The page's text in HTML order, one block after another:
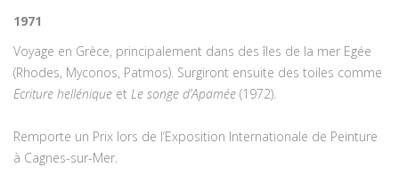
1971
Voyage en Grèce, principalement dans des îles de la mer Egée
(Rhodes, Myconos, Patmos). Surgiront ensuite des toiles comme
Ecriture hellénique et Le songe d’Apamée (1972).
Remporte un Prix lors de l’Exposition Internationale de Peinture
à Cagnes-sur-Mer.